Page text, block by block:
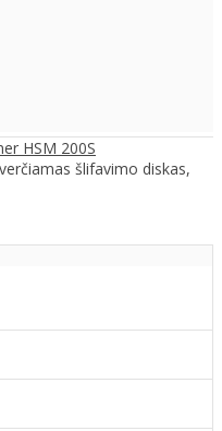
HSM 200S
šlifavimo diskas,